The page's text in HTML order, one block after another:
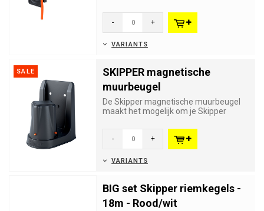
- +
VARIANTS
SALE
SKIPPER magnetische
muurbeugel
De Skipper magnetische muurbeugel
maakt het mogelijk om je Skipper
- +
VARIANTS
BIG set Skipper riemkegels -
18m - Rood/wit